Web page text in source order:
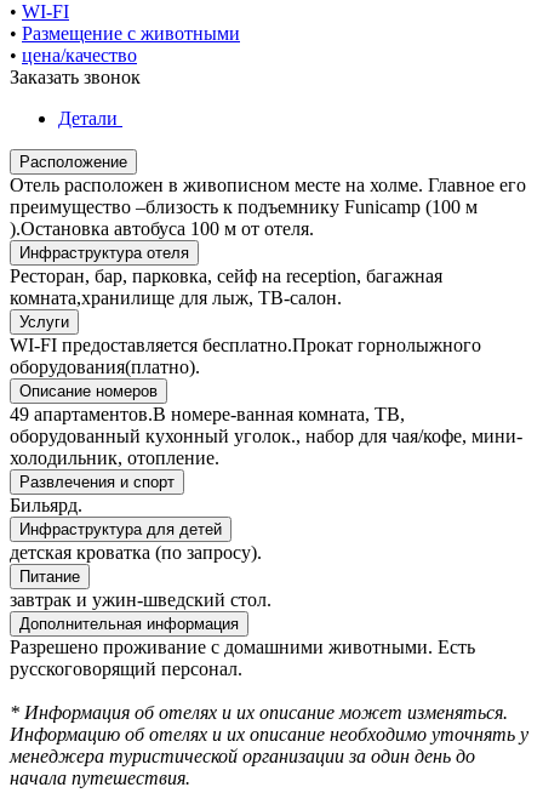
• WI-FI
• Размещение с животными
• цена/качество
Заказать звонок
Детали
Расположение
Отель расположен в живописном месте на холме. Главное его
преимущество –близость к подъемнику Funicamp (100 м
).Остановка автобуса 100 м от отеля.
Инфраструктура отеля
Ресторан, бар, парковка, сейф на reception, багажная
комната,хранилище для лыж, ТВ-салон.
Услуги
WI-FI предоставляется бесплатно.Прокат горнолыжного
оборудования(платно).
Описание номеров
49 апартаментов.В номере-ванная комната, ТВ,
оборудованный кухонный уголок., набор для чая/кофе, мини-
холодильник, отопление.
Развлечения и спорт
Бильярд.
Инфраструктура для детей
детская кроватка (по запросу).
Питание
завтрак и ужин-шведский стол.
Дополнительная информация
Разрешено проживание с домашними животными. Есть
русскоговорящий персонал.
* Информация об отелях и их описание может изменяться.
Информацию об отелях и их описание необходимо уточнять у
менеджера туристической организации за один день до
начала путешествия.